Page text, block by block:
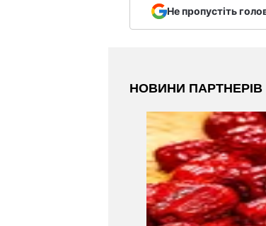
Не пропустіть